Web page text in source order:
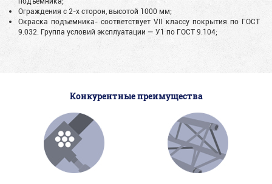
Ограждения с 2-х сторон, высотой 1000 мм;
Окраска подъемника- соответствует VII классу покрытия по ГОСТ
9.032. Группа условий эксплуатации — У1 по ГОСТ 9.104;
Конкурентные преимущества